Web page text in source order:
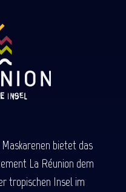
bietet das
La Réunion dem
tropischen Insel im